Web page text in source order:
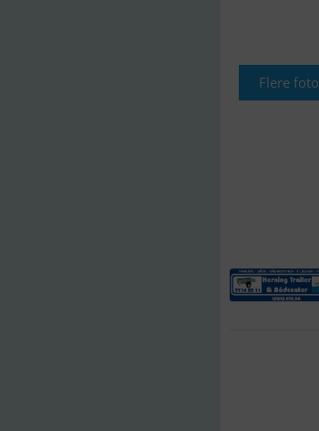
Flere foto